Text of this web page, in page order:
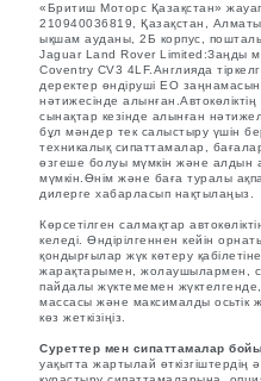
«Бритиш Моторс Қазақстан»
210940036819, Қазақстан,
ықшам ауданы, 2Б корпус,
Jaguar Land Rover Limited:Заңды
Coventry CV3 4LF.Англияда
деректер өндіруші ЕО
нәтижесінде
сынақтар кезінде алынған
бұл мәндер тек салыстыру үшін
техникалық сипаттамалар,
өзгеше болуы мүмкін және алдын
мүмкін.Өнім және баға туралы
дилерге хабарласып нақтылаңыз.
Көрсетілген салмақтар
келеді. Өндірілгеннен кейін
қондырғылар жүк көтеру
жарақтарымен, жолаушылармен,
пайдалы жүктемемен
массасы және максималды осьтік
көз жеткізіңіз.
Суреттер мен сипаттамалар
уақытта жартылай өткізгіштердің